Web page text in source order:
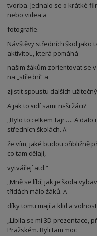
tvorba. Jednalo se o krátké
nebo videa a
fotografie.
Návštěvy středních škol jako
aktivitou, která pomáhá
našim žákům zorientovat se
na „střední“ a
zjistit spoustu dalších
A jak to vidí sami naši žáci?
„Bylo to celkem fajn…. A dalo
středních školách. A
že vím, jaké budou přibližně
co tam dělají,
vytvářejí atd.“
„Mně se líbí, jak je škola
třídách málo žáků. A
díky tomu mají a klid a
„Líbila se mi 3D prezentace,
Pražském. Byli tam moc